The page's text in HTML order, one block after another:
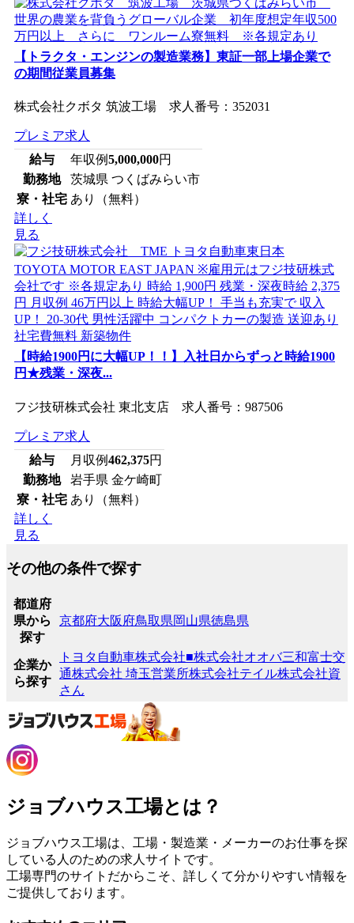
【トラクタ・エンジンの製造業務】東証一部上場企業で
の期間従業員募集
株式会社クボタ 筑波工場 求人番号：352031
プレミア求人
給与
年収例5,000,000円
勤務地
茨城県 つくばみらい市
寮・社宅 あり（無料）
詳しく
見る
【時給1900円に大幅UP！！】入社日からずっと時給1900
円★残業・深夜...
フジ技研株式会社 東北支店 求人番号：987506
プレミア求人
給与
月収例462,375円
勤務地
岩手県 金ケ崎町
寮・社宅 あり（無料）
詳しく
見る
その他の条件で探す
都道府
県から
探す
京都府大阪府鳥取県岡山県徳島県
企業か
ら探す
トヨタ自動車株式会社■株式会社オオバ三和富士交
通株式会社 埼玉営業所株式会社テイル株式会社資
さん
ジョブハウス工場とは？
ジョブハウス工場は、工場・製造業・メーカーのお仕事を探
している人のための求人サイトです。
工場専門のサイトだからこそ、詳しくて分かりやすい情報を
ご提供しております。